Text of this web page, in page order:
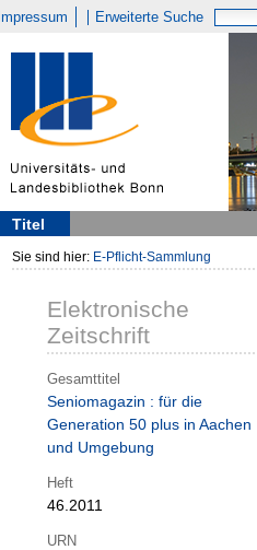
Impressum Erweiterte Suche
Titel
Sie sind hier: E-Pflicht-Sammlung
Elektronische
Zeitschrift
Gesamttitel
Seniomagazin : für die
Generation 50 plus in Aachen
und Umgebung
Heft
46.2011
URN